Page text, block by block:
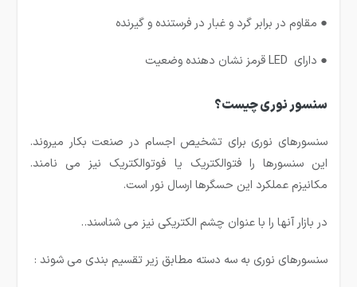
● مقاوم در برابر گرد و غبار در فرستنده و گیرنده
● دارای LED قرمز نشان دهنده وضعیت
سنسور نوری چیست؟
سنسورهای نوری برای تشخیص اجسام در صنعت بکار میروند.
این سنسورها را فتوالکتریک یا فوتوالکتریک نیز می نامند.
مکانیزم عملکرد این حسگرها ارسال نور است.
در بازار آنها را با عنوان چشم الکتریکی نیز می شناسند..
سنسورهای نوری به سه دسته مطابق زیر تقسیم بندی می شوند :